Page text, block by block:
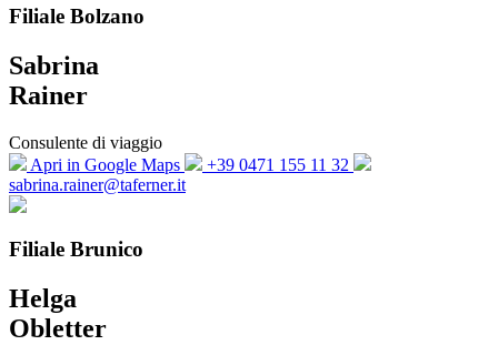
Filiale Bolzano
Sabrina
Rainer
Consulente di viaggio
Apri in Google Maps
+39 0471 155 11 32
sabrina.rainer@taferner.it
Filiale Brunico
Helga
Obletter